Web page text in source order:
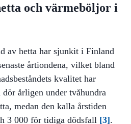
och värmeböljor i
av hetta har sjunkit i Finland
årtiondena, vilket bland
kvalitet har
årligen under tvåhundra
medan den kalla årstiden
3 000 för tidiga dödsfall [3].